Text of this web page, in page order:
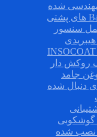
شده
سنسور
روکش دار
جامد
دنبال شده
گوشکوبی
نصب شده